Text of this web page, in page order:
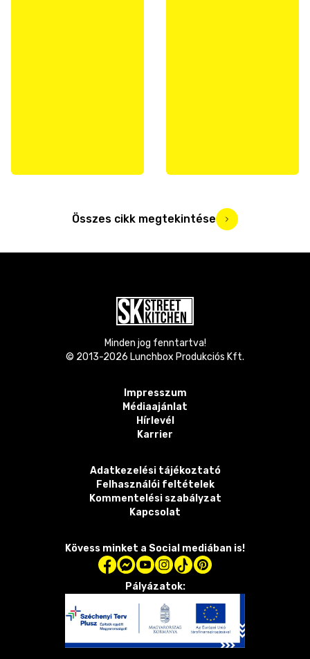
Összes cikk megtekintése
Minden jog fenntartva!
© 2013-2026 Lunchbox Produkciós Kft.
Impresszum
Médiaajánlat
Hírlevél
Karrier
Adatkezelési tájékoztató
Felhasználói feltételek
Kommentelési szabályzat
Kapcsolat
Kövess minket a Social mediában is!
Pályázatok: